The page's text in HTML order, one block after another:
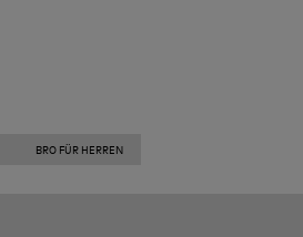
BRO FÜR HERREN